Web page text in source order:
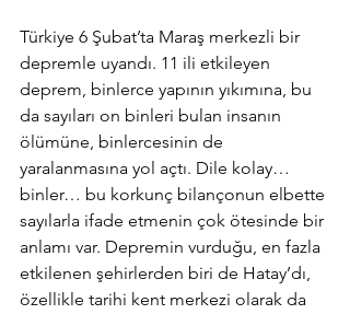
Türkiye 6 Şubat’ta Maraş merkezli bir
depremle uyandı. 11 ili etkileyen
deprem, binlerce yapının yıkımına, bu
da sayıları on binleri bulan insanın
ölümüne, binlercesinin de
yaralanmasına yol açtı. Dile kolay…
binler… bu korkunç bilançonun elbette
sayılarla ifade etmenin çok ötesinde bir
anlamı var. Depremin vurduğu, en fazla
etkilenen şehirlerden biri de Hatay’dı,
özellikle tarihi kent merkezi olarak da